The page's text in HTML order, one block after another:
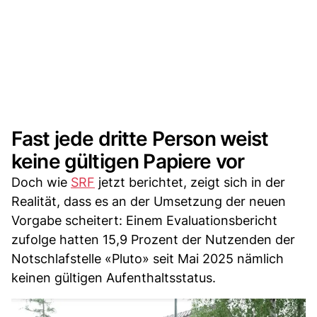
Fast jede dritte Person weist
keine gültigen Papiere vor
Doch wie SRF jetzt berichtet, zeigt sich in der
Realität, dass es an der Umsetzung der neuen
Vorgabe scheitert: Einem Evaluationsbericht
zufolge hatten 15,9 Prozent der Nutzenden der
Notschlafstelle «Pluto» seit Mai 2025 nämlich
keinen gültigen Aufenthaltsstatus.